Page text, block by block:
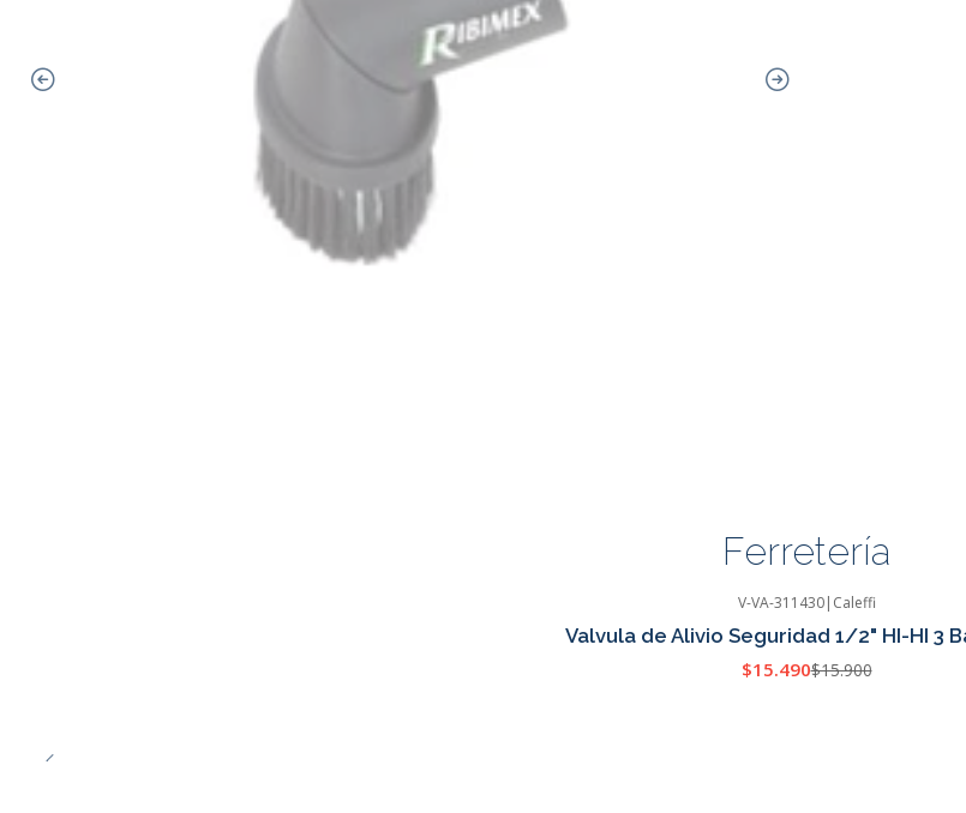
Ferretería
V-VA-311430| Caleffi
Valvula de Alivio Seguridad 1/2" HI-HI 3
$15.490$15.900